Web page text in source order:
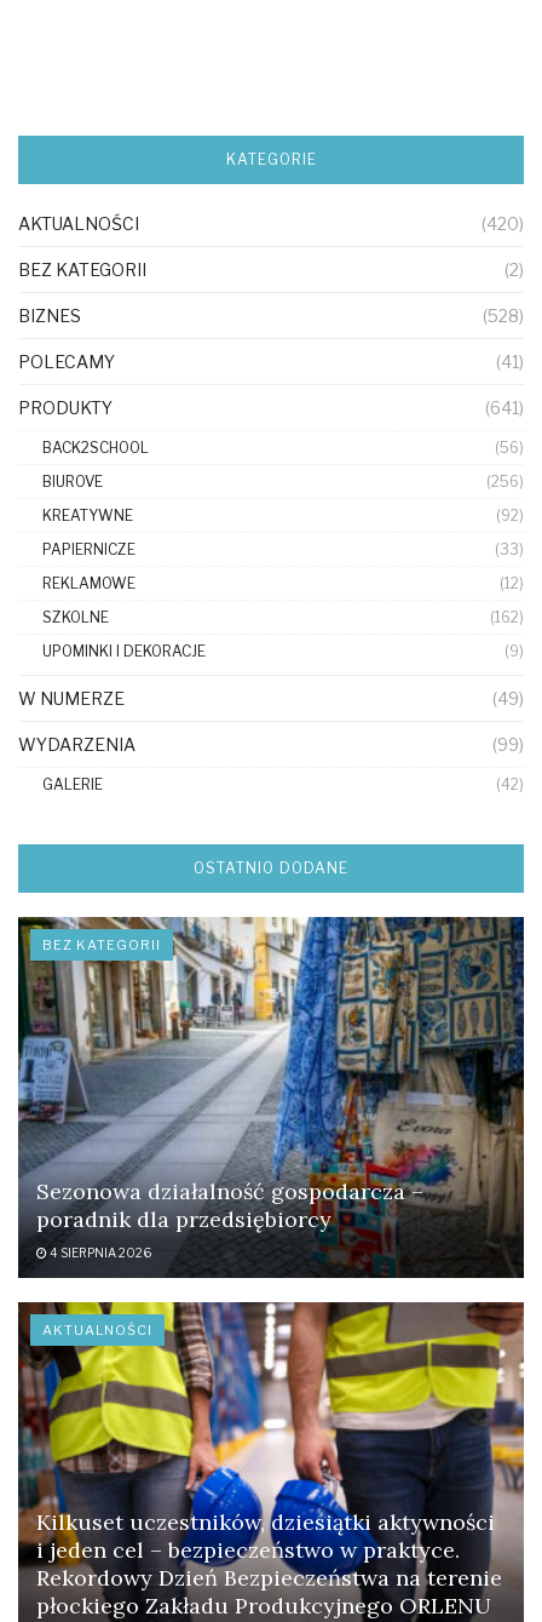
KATEGORIE
AKTUALNOŚCI (420)
BEZ KATEGORII (2)
BIZNES (528)
POLECAMY (41)
PRODUKTY (641)
BACK2SCHOOL
(56)
BIUROVE
(256)
KREATYWNE
(92)
PAPIERNICZE
(33)
REKLAMOWE
(12)
SZKOLNE
(162)
UPOMINKI I DEKORACJE
(9)
W NUMERZE (49)
WYDARZENIA (99)
GALERIE (42)
OSTATNIO DODANE
BEZ KATEGORII
Sezonowa działalność gospodarcza –
poradnik dla przedsiębiorcy
4 SIERPNIA 2026
AKTUALNOŚCI
Kilkuset uczestników, dziesiątki aktywności
i jeden cel – bezpieczeństwo w praktyce.
Rekordowy Dzień Bezpieczeństwa na terenie
płockiego Zakładu Produkcyjnego ORLENU